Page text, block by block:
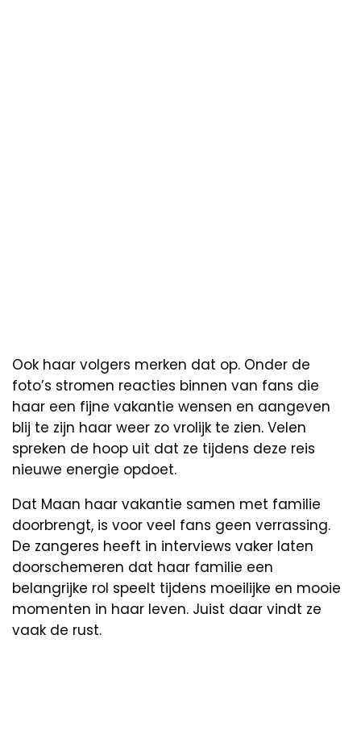
Ook haar volgers merken dat op. Onder de
foto’s stromen reacties binnen van fans die
haar een fijne vakantie wensen en aangeven
blij te zijn haar weer zo vrolijk te zien. Velen
spreken de hoop uit dat ze tijdens deze reis
nieuwe energie opdoet.
Dat Maan haar vakantie samen met familie
doorbrengt, is voor veel fans geen verrassing.
De zangeres heeft in interviews vaker laten
doorschemeren dat haar familie een
belangrijke rol speelt tijdens moeilijke en mooie
momenten in haar leven. Juist daar vindt ze
vaak de rust.